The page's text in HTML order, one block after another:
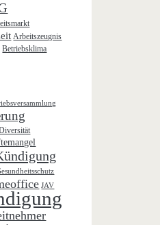
Arbeitszeugnis
Betriebsklima
JAV